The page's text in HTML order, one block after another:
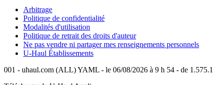
Arbitrage
Politique de confidentialité
Modalités d'utilisation
Politique de retrait des droits d'auteur
Ne pas vendre ni partager mes renseignements personnels
U-Haul Établissements
001 - uhaul.com (ALL) YAML - le 06/08/2026 à 9 h 54 - de 1.575.1